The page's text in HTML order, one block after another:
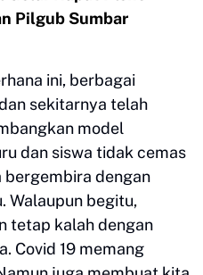
Pilgub Sumbar
ini, berbagai
sekitarnya telah
model
dan siswa tidak cemas
bergembira dengan
Walaupun begitu,
tetap kalah dengan
Covid 19 memang